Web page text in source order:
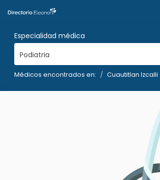
Especialidad médica
Podiatria
Médicos encontrados en: Cuautitlan Izcalli